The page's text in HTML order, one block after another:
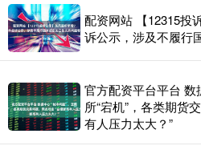
配资网站 【12315投
诉公示，涉及不履行
官方配资平台平台 数
所“宕机”，各类期货
有人压力太大？”